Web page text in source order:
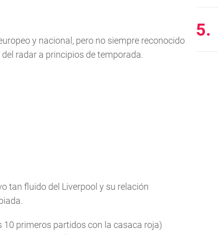
y nacional, pero no siempre reconocido
radar a principios de temporada.
tan fluido del Liverpool y su relación
10 primeros partidos con la casaca roja)